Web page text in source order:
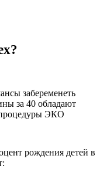
забеременеть
за 40 обладают
ЭКО
рождения детей в